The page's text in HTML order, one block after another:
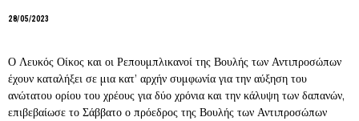
28/05/2023
Ο Λευκός Οίκος και οι Ρεπουμπλικανοί της Βουλής των Αντιπροσώπων
έχουν καταλήξει σε μια κατ’ αρχήν συμφωνία για την αύξηση του
ανώτατου ορίου του χρέους για δύο χρόνια και την κάλυψη των δαπανών,
επιβεβαίωσε το Σάββατο ο πρόεδρος της Βουλής των Αντιπροσώπων